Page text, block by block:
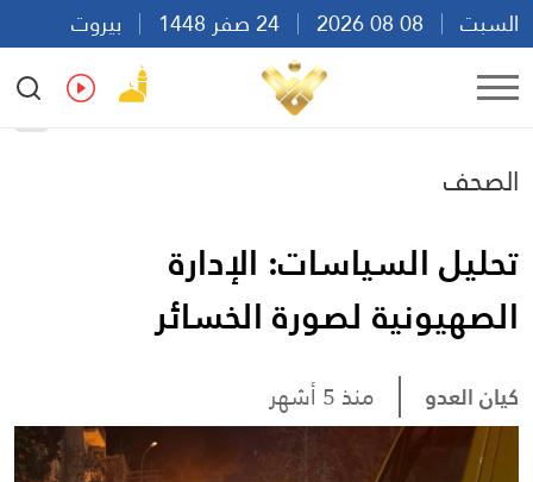
السبت
بيروت
14:16
Ar
الصحف
تحليل السياسات: الإدارة
الصهيونية لصورة الخسائر
كيان العدو منذ 5 أشهر